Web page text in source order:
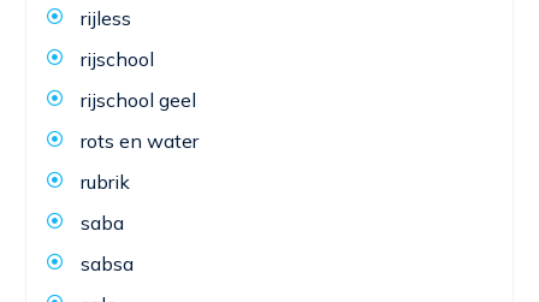
rijless
rijschool
rijschool geel
rots en water
rubrik
saba
sabsa